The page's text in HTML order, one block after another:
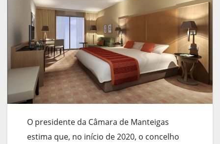
O presidente da Câmara de Manteigas
estima que, no início de 2020, o concelho